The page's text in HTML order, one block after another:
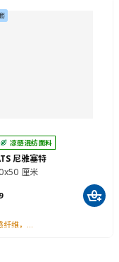
凉感混纺面料
尼雅塞特
厘米